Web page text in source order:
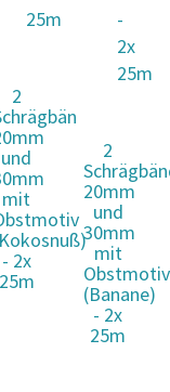
2
und
mit
- 2x
25m
2
20mm
und
30mm
mit
Obstmotiv
(Banane)
- 2x
25m